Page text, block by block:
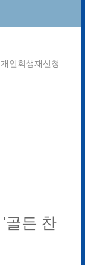
개인회생재신청
골든 찬